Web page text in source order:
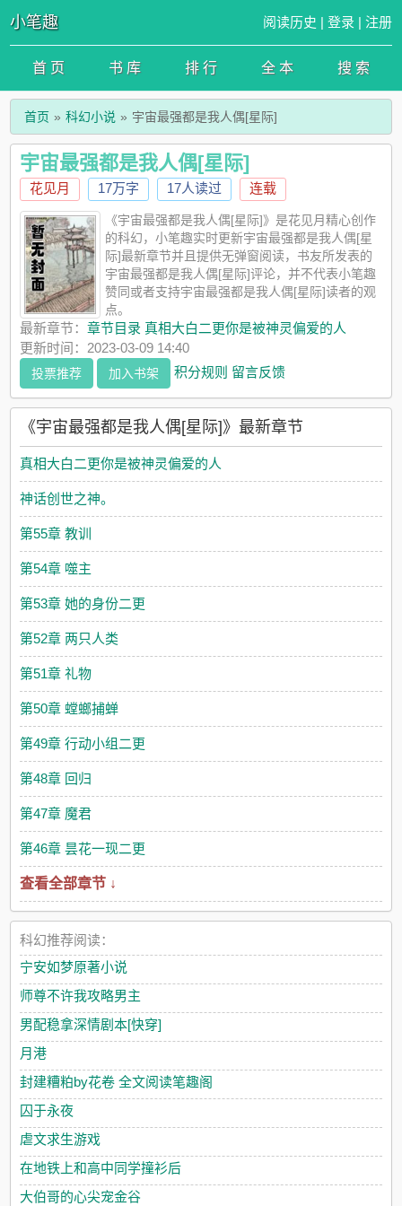
小笔趣 阅读历史 | 登录 | 注册
首 页 书 库 排 行 全 本 搜 索
首页 科幻小说 宇宙最强都是我人偶[星际]
宇宙最强都是我人偶[星际]
花见月 17万字 17人读过 连载
《宇宙最强都是我人偶[星际]》是花见月精心创作
的科幻，小笔趣实时更新宇宙最强都是我人偶[星
际]最新章节并且提供无弹窗阅读，书友所发表的
宇宙最强都是我人偶[星际]评论，并不代表小笔趣
赞同或者支持宇宙最强都是我人偶[星际]读者的观
点。
最新章节：章节目录 真相大白二更你是被神灵偏爱的人
更新时间：2023-03-09 14:40
投票推荐 加入书架 积分规则 留言反馈
《宇宙最强都是我人偶[星际]》最新章节
真相大白二更你是被神灵偏爱的人
神话创世之神。
第55章 教训
第54章 噬主
第53章 她的身份二更
第52章 两只人类
第51章 礼物
第50章 螳螂捕蝉
第49章 行动小组二更
第48章 回归
第47章 魔君
第46章 昙花一现二更
查看全部章节 ↓
科幻推荐阅读：
宁安如梦原著小说
师尊不许我攻略男主
男配稳拿深情剧本[快穿]
月港
封建糟粕by花卷 全文阅读笔趣阁
囚于永夜
虐文求生游戏
在地铁上和高中同学撞衫后
大伯哥的心尖宠金谷